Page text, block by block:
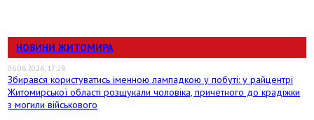
НОВИНИ ЖИТОМИРА
06.08.2026, 17:28
Збирався користуватись іменною лампадкою у побуті: у райцентрі
Житомирської області розшукали чоловіка, причетного до крадіжки
з могили військового